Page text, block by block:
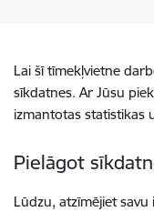
Lai šī tīmekļvietne
sīkdatnes. Ar Jūsu
izmantotas statistikas
Pielāgot
Lūdzu, atzīmējiet savu